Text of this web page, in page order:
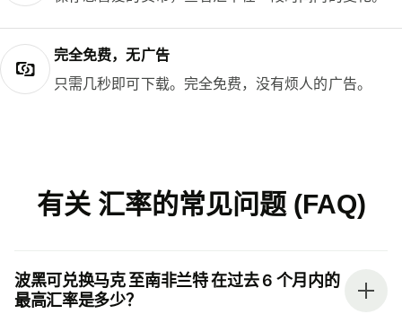
完全免费，无广告
只需几秒即可下载。完全免费，没有烦人的广告。
有关 汇率的常见问题 (FAQ)
波黑可兑换马克 至南非兰特 在过去 6 个月内的
最高汇率是多少？